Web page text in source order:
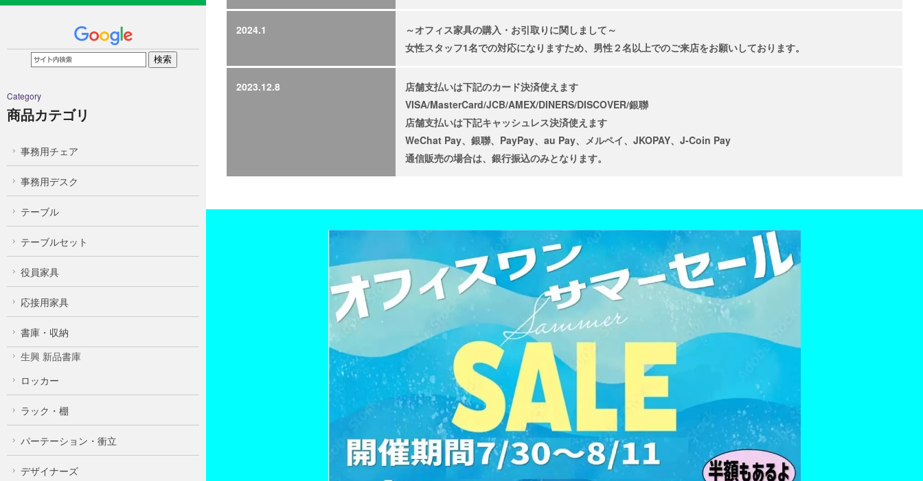
2024.1
～オフィス家具の購入・お引取りに関しまして～
女性スタッフ1名での対応になりますため、男性２名以上でのご来店をお願いしております。
2023.12.8
店舗支払いは下記のカード決済使えます
VISA/MasterCard/JCB/AMEX/DINERS/DISCOVER/銀聯
店舗支払いは下記キャッシュレス決済使えます
WeChat Pay、銀聯、PayPay、au Pay、メルペイ、JKOPAY、J-Coin Pay
通信販売の場合は、銀行振込のみとなります。
Category
商品カテゴリ
事務用チェア
事務用デスク
テーブル
テーブルセット
役員家具
応接用家具
書庫・収納
生興 新品書庫
ロッカー
ラック・棚
パーテーション・衝立
デザイナーズ